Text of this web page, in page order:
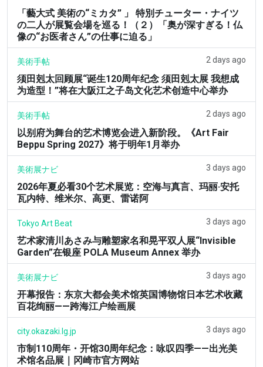
「藝大式 美術の“ミカタ” 」 特別チューター・ナイツ
の二人が展覧会場を巡る！（２）「奥が深すぎる！仏
像の“お医者さん”の仕事に迫る」
美術手帖 2 days ago
须田剋太回顾展“诞生120周年纪念 须田剋太展 我想成
为造型！”将在大阪江之子岛文化艺术创造中心举办
美術手帖 2 days ago
以别府为舞台的艺术博览会进入新阶段。《Art Fair
Beppu Spring 2027》将于明年1月举办
美術展ナビ 3 days ago
2026年夏必看30个艺术展览：空海与真言、玛丽·安托
瓦内特、维米尔、高更、雷诺阿
Tokyo Art Beat 3 days ago
艺术家清川あさみ与雕塑家名和晃平双人展“Invisible
Garden”在银座 POLA Museum Annex 举办
美術展ナビ 3 days ago
开幕报告：东京大都会美术馆英国博物馆日本艺术收藏
百花绚丽——跨海江户绘画展
city.okazaki.lg.jp 3 days ago
市制110周年・开馆30周年纪念：咏叹四季——出光美
术馆名品展｜冈崎市官方网站